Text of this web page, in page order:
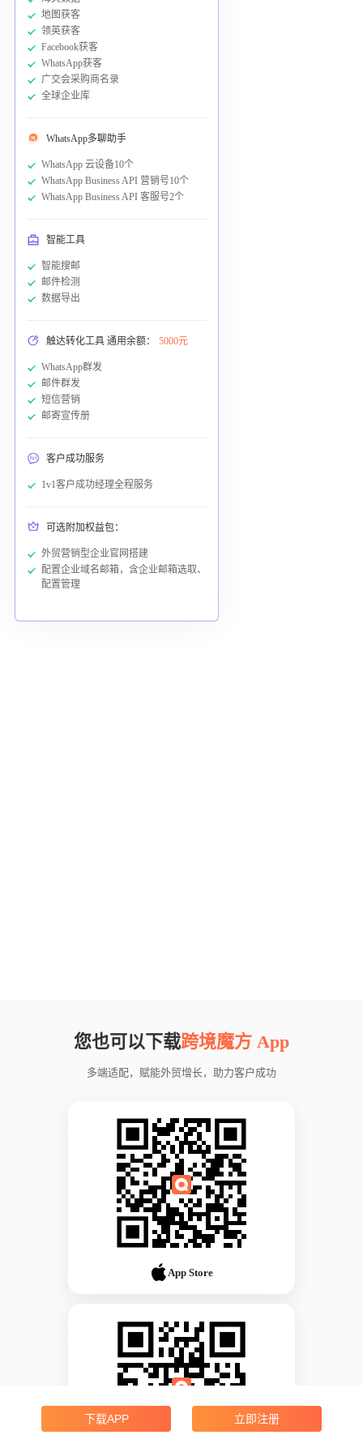
地图获客
领英获客
Facebook获客
WhatsApp获客
广交会采购商名录
全球企业库
WhatsApp多聊助手
WhatsApp 云设备10个
WhatsApp Business API 营销号10个
WhatsApp Business API 客服号2个
智能工具
智能搜邮
邮件检测
数据导出
触达转化工具 通用余额： 5000元
WhatsApp群发
邮件群发
短信营销
邮寄宣传册
客户成功服务
1v1客户成功经理全程服务
可选附加权益包：
外贸营销型企业官网搭建
配置企业域名邮箱，含企业邮箱选取、
配置管理
您也可以下载跨境魔方 App
多端适配，赋能外贸增长，助力客户成功
App Store
下载APP 立即注册